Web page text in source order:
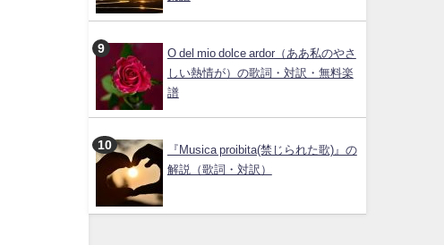
O del mio dolce ardor（ああ私のやさ
しい熱情が）の歌詞・対訳・無料楽
譜
『Musica proibita(禁じられた歌)』の
解説（歌詞・対訳）